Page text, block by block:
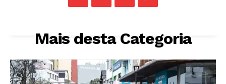
Mais desta Categoria